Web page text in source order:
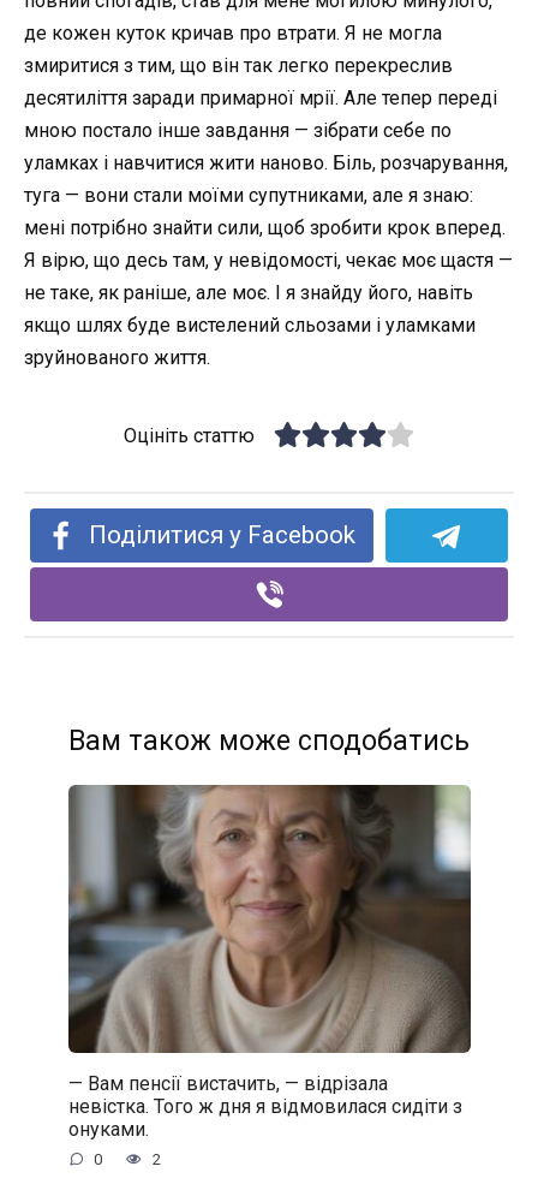
де кожен куток кричав про втрати. Я не могла
змиритися з тим, що він так легко перекреслив
десятиліття заради примарної мрії. Але тепер переді
мною постало інше завдання — зібрати себе по
уламках і навчитися жити наново. Біль, розчарування,
туга — вони стали моїми супутниками, але я знаю:
мені потрібно знайти сили, щоб зробити крок вперед.
Я вірю, що десь там, у невідомості, чекає моє щастя —
не таке, як раніше, але моє. І я знайду його, навіть
якщо шлях буде вистелений сльозами і уламками
зруйнованого життя.
Оцініть статтю
Поділитися у Facebook
Вам також може сподобатись
— Вам пенсії вистачить, — відрізала
невістка. Того ж дня я відмовилася сидіти з
онуками.
0 2